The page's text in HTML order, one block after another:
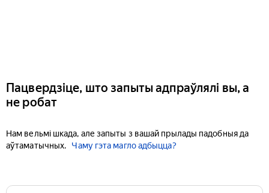
Пацвердзіце, што запыты адпраўлялі вы, а
не робат
Нам вельмі шкада, але запыты з вашай прылады падобныя да
аўтаматычных.
Чаму гэта магло адбыцца?